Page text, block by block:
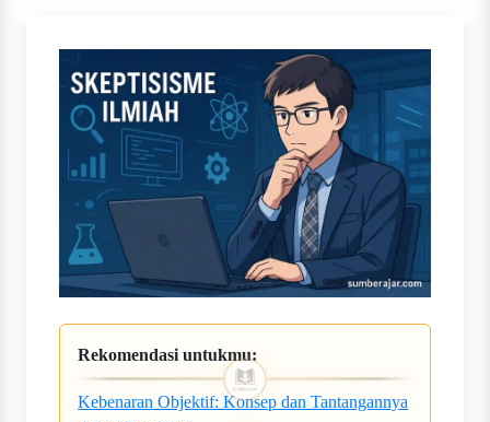
Rekomendasi untukmu:
Kebenaran Objektif: Konsep dan Tantangannya